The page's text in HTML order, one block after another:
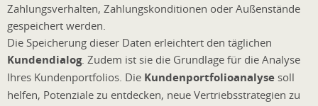
Zahlungsverhalten, Zahlungskonditionen oder Außenstände
gespeichert werden.
Die Speicherung dieser Daten erleichtert den täglichen
Kundendialog. Zudem ist sie die Grundlage für die Analyse
Ihres Kundenportfolios. Die Kundenportfolioanalyse soll
helfen, Potenziale zu entdecken, neue Vertriebsstrategien zu